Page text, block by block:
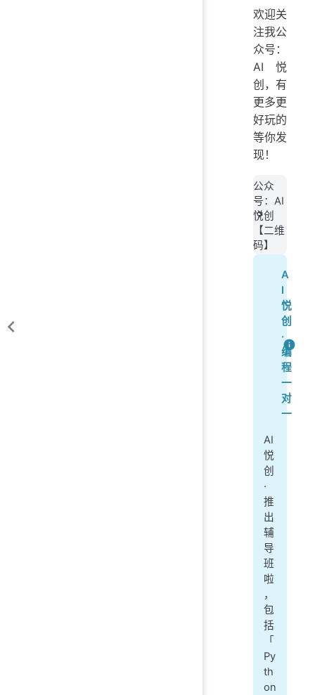
欢迎关
注我公
众号：
AI悦
创，有
更多更
好玩的
等你发
现！
公众
号：AI
悦创
【二维
码】
A
I
悦
创
·
编
程
一
对
一
AI
悦
创
·
推
出
辅
导
班
啦
，
包
括
「
Py
th
on